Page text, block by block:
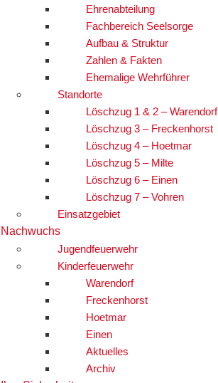
Ehrenabteilung
Fachbereich Seelsorge
Aufbau & Struktur
Zahlen & Fakten
Ehemalige Wehrführer
Standorte
Löschzug 1 & 2 – Warendorf
Löschzug 3 – Freckenhorst
Löschzug 4 – Hoetmar
Löschzug 5 – Milte
Löschzug 6 – Einen
Löschzug 7 – Vohren
Einsatzgebiet
Nachwuchs
Jugendfeuerwehr
Kinderfeuerwehr
Warendorf
Freckenhorst
Hoetmar
Einen
Aktuelles
Archiv